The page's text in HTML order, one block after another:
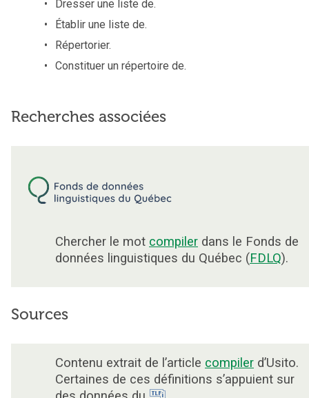
Dresser une liste de.
Établir une liste de.
Répertorier.
Constituer un répertoire de.
Recherches associées
Chercher le mot compiler dans le Fonds de
données linguistiques du Québec (FDLQ).
Sources
Contenu extrait de l’article compiler d’Usito.
Certaines de ces définitions s’appuient sur